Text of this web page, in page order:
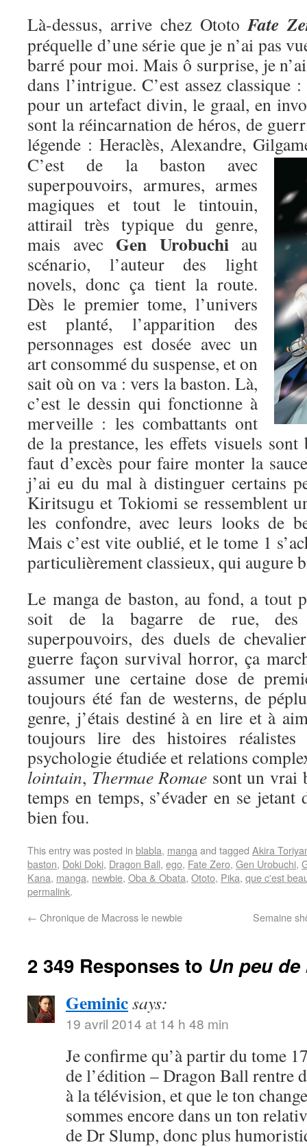
Là-dessus, arrive chez OtotoFate
préquelle d’une série que je n’ai pas
barré pour moi. Mais ô surprise, je
dans l’intrigue. C’est assez classique
pour un artefact divin, le graal, en
sont la réincarnation de héros, de
légende : Heraclès, Alexandre,
C’est de la baston avec
superpouvoirs, armures, armes
magiques et tout le tintouin,
attirail très typique du genre,
mais avec Gen Urobuchiau
scénario, l’auteur des light
novels, donc ça tient la route.
Dès le premier tome, l’univers
est planté, l’apparition des
personnages est dosée avec un
art consommé du suspense, et on
sait où on va : vers la baston. Là,
c’est le dessin qui fonctionne à
merveille : les combattants ont
de la prestance, les effets visuels sont
faut d’excès pour faire monter la
j’ai eu du mal à distinguer certains
Kiritsugu et Tokiomi se ressemblent
les confondre, avec leurs looks de
Mais c’est vite oublié, et le tome 1
particulièrement classieux, qui augure
Le manga de baston, au fond, a tout
soit de la bagarre de rue, des
superpouvoirs, des duels de
guerre façon survival horror, ça
assumer une certaine dose de
toujours été fan de westerns, de
genre, j’étais destiné à en lire et à
toujours lire des histoires
psychologie étudiée et relations
lointain, Thermae Romae sont un vrai
temps en temps, s’évader en se jetant
bien fou.
This entry was posted in blabla, manga and tagged Akira
baston, Doki Doki, Dragon Ball, ego, Fate Zero, Gen Urobuchi,
Kana, manga, newbie, Oba & Obata, Ototo, Pika, que c'est
permalink.
← Chronique de Macross le newbie Semaine
2 349 Responses to Un peu
Geminicsays:
19 avril 2014 at 14 h 48 min
Je confirme qu’à partir du tome
de l’édition – Dragon Ball rentre
à la télévision, et que le ton
sommes encore dans un ton
de Dr Slump, donc plus